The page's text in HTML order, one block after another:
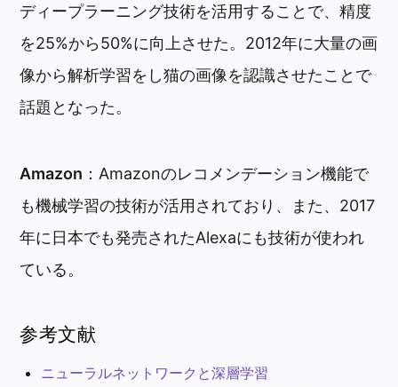
ディープラーニング技術を活用することで、精度
を25%から50%に向上させた。2012年に大量の画
像から解析学習をし猫の画像を認識させたことで
話題となった。
Amazon ：Amazonのレコメンデーション機能で
も機械学習の技術が活用されており、また、2017
年に日本でも発売されたAlexaにも技術が使われ
ている。
参考文献
ニューラルネットワークと深層学習